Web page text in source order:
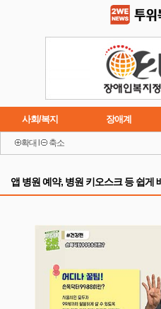
사회/복지 장애계
이슈
확대 축소
앱 병원 예약, 병원 키오스크 등 쉽게